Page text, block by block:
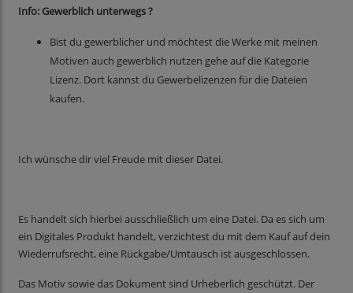
Info: Gewerblich unterwegs ?
Bist du gewerblicher und möchtest die Werke mit meinen
Motiven auch gewerblich nutzen gehe auf die Kategorie
Lizenz. Dort kannst du Gewerbelizenzen für die Dateien
kaufen.
Ich wünsche dir viel Freude mit dieser Datei.
Es handelt sich hierbei ausschließlich um eine Datei. Da es sich um
ein Digitales Produkt handelt, verzichtest du mit dem Kauf auf dein
Wiederrufsrecht, eine Rückgabe/Umtausch ist ausgeschlossen.
Das Motiv sowie das Dokument sind Urheberlich geschützt. Der